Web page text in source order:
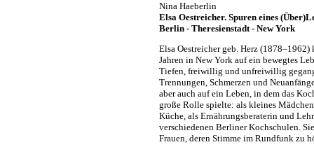
Nina Haeberlin
Elsa Oestreicher. Spuren eines
Berlin - Theresienstadt - New York
Elsa Oestreicher geb. Herz
Jahren in New York auf ein bewegtes
Tiefen, freiwillig und unfreiwillig
Trennungen, Schmerzen und
aber auch auf ein Leben, in dem das
große Rolle spielte: als kleines
Küche, als Ernährungsberaterin und
verschiedenen Berliner Kochschulen.
Frauen, deren Stimme im Rundfunk zu